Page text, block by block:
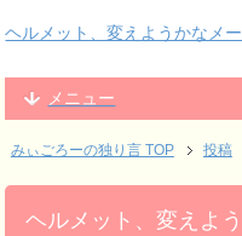
ヘルメット、変えようかなメー
メニュー
みぃごろーの独り言 TOP 投稿
ヘルメット、変えよ